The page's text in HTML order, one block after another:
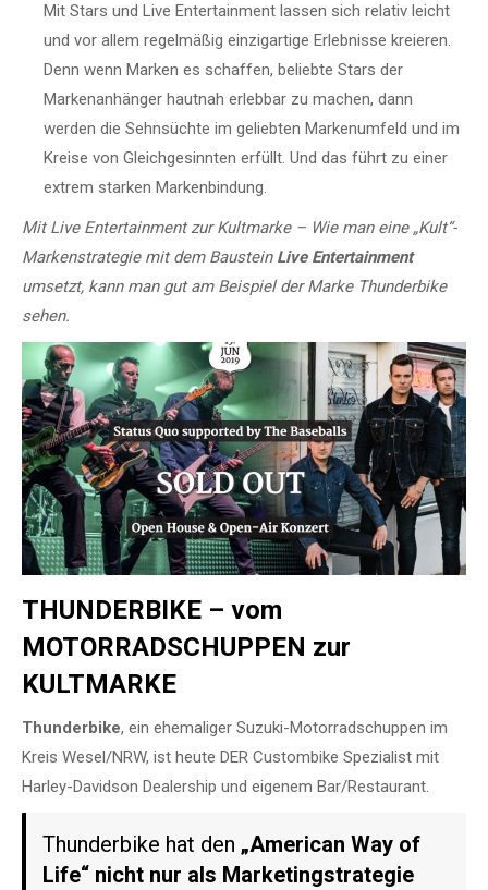
Mit Stars und Live Entertainment lassen sich relativ leicht
und vor allem regelmäßig einzigartige Erlebnisse kreieren.
Denn wenn Marken es schaffen, beliebte Stars der
Markenanhänger hautnah erlebbar zu machen, dann
werden die Sehnsüchte im geliebten Markenumfeld und im
Kreise von Gleichgesinnten erfüllt. Und das führt zu einer
extrem starken Markenbindung.
Mit Live Entertainment zur Kultmarke – Wie man eine „Kult“-
Markenstrategie mit dem Baustein Live Entertainment
umsetzt, kann man gut am Beispiel der Marke Thunderbike
sehen.
THUNDERBIKE – vom
MOTORRADSCHUPPEN zur
KULTMARKE
Thunderbike, ein ehemaliger Suzuki-Motorradschuppen im
Kreis Wesel/NRW, ist heute DER Custombike Spezialist mit
Harley-Davidson Dealership und eigenem Bar/Restaurant.
Thunderbike hat den „American Way of
Life“ nicht nur als Marketingstrategie